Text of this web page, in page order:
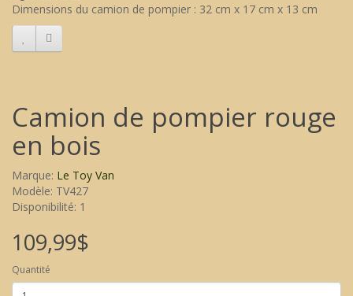
Dimensions du camion de pompier : 32 cm x 17 cm x 13 cm
Camion de pompier rouge
en bois
Marque: Le Toy Van
Modèle: TV427
Disponibilité: 1
109,99$
Quantité